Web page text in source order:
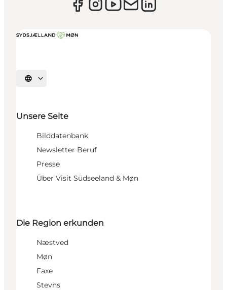
Sprache auswählen
Unsere Seite
Bilddatenbank
Newsletter Beruf
Presse
Über Visit Südseeland & Møn
Die Region erkunden
Næstved
Møn
Faxe
Stevns